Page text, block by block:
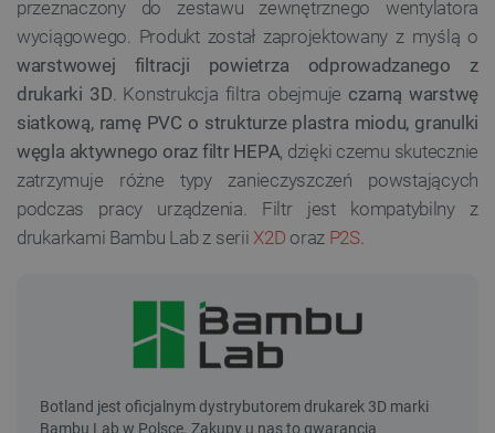
przeznaczony do zestawu zewnętrznego wentylatora
wyciągowego. Produkt został zaprojektowany z myślą o
warstwowej filtracji powietrza odprowadzanego z
drukarki 3D. Konstrukcja filtra obejmuje czarną warstwę
siatkową, ramę PVC o strukturze plastra miodu, granulki
węgla aktywnego oraz filtr HEPA, dzięki czemu skutecznie
zatrzymuje różne typy zanieczyszczeń powstających
podczas pracy urządzenia. Filtr jest kompatybilny z
drukarkami Bambu Lab z serii X2D oraz P2S.